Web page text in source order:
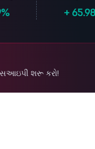
+
શરૂ કરો!